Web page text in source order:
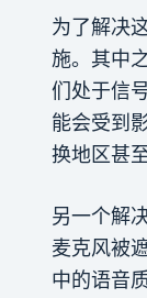
为了解决
施。其中
们处于信
能会受到
换地区甚
另一个解
麦克风被
中的语音